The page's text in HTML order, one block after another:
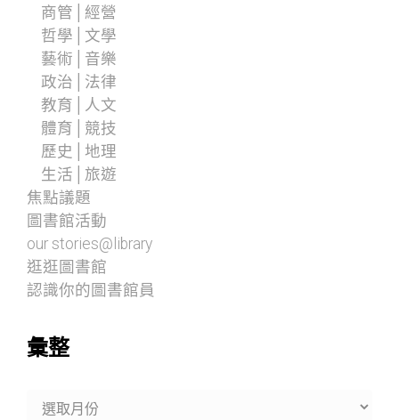
商管│經營
哲學│文學
藝術│音樂
政治│法律
教育│人文
體育│競技
歷史│地理
生活│旅遊
焦點議題
圖書館活動
our stories@library
逛逛圖書館
認識你的圖書館員
彙整